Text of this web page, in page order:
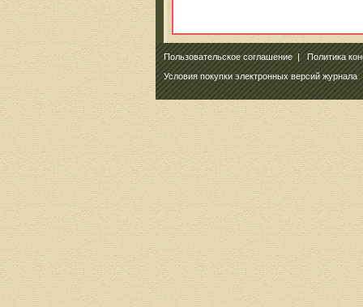
Пользовательское соглашение|Политика
Условия покупки электронных версий журнала